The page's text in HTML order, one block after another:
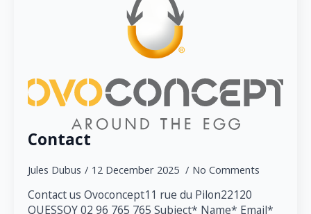
Contact
Jules Dubus 12 December 2025 No Comments
Contact us Ovoconcept11 rue du Pilon22120
QUESSOY 02 96 765 765 Subject* Name* Email*